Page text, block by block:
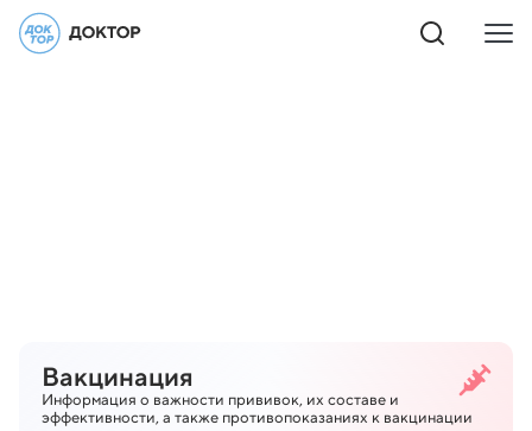
Вакцинация
Информация о важности прививок, их составе и
эффективности, а также противопоказаниях к вакцинации